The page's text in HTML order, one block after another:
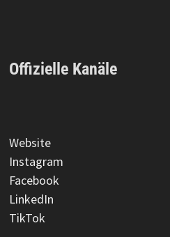
Offizielle Kanäle
Website
Instagram
Facebook
LinkedIn
TikTok